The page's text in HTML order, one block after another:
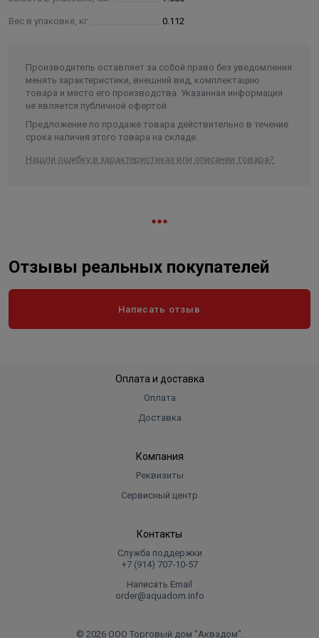
Вес в упаковке, кг 0.112
Производитель оставляет за собой право без уведомления
менять характеристики, внешний вид, комплектацию
товара и место его производства. Указанная информация
не является публичной офертой.
Предложение по продаже товара действительно в течение
срока наличия этого товара на складе.
Нашли ошибку в характеристиках или описании товара?
Отзывы реальных покупателей
Написать отзыв
Оплата и доставка
Оплата
Доставка
Компания
Реквизиты
Сервисный центр
Контакты
Служба поддержки
+7 (914) 707‑10‑57
Написать Email
order@aquadom.info
© 2026 ООО Торговый дом "Аквадом".